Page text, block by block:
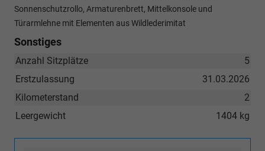
Sonnenschutzrollo, Armaturenbrett, Mittelkonsole und
Türarmlehne mit Elementen aus Wildlederimitat
Sonstiges
5
Anzahl Sitzplätze
31.03.2026
Erstzulassung
2
Kilometerstand
1404 kg
Leergewicht